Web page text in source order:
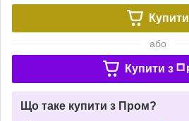
Купити
або
Купити з
Що таке купити з Пром?